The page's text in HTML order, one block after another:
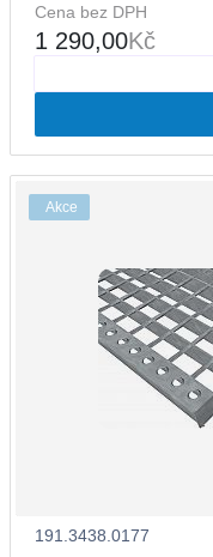
Cena bez DPH
1 290,00Kč
Akce
191.3438.0177